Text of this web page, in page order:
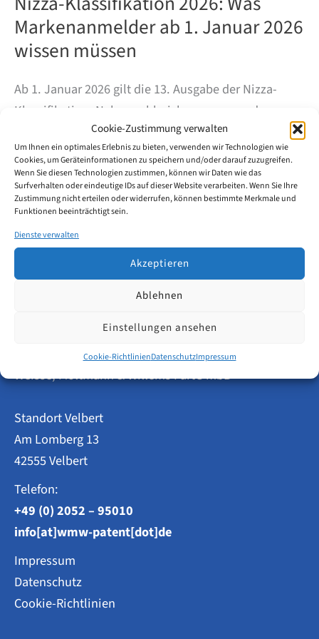
Cookie-Zustimmung verwalten
Um Ihnen ein optimales Erlebnis zu bieten, verwenden wir Technologien wie
Cookies, um Geräteinformationen zu speichern und/oder darauf zuzugreifen.
Wenn Sie diesen Technologien zustimmen, können wir Daten wie das
Surfverhalten oder eindeutige IDs auf dieser Website verarbeiten. Wenn Sie Ihre
Zustimmung nicht erteilen oder widerrufen, können bestimmte Merkmale und
Funktionen beeinträchtigt sein.
Dienste verwalten
Akzeptieren
Ablehnen
Einstellungen ansehen
Cookie-RichtlinienDatenschutzImpressum
Markenanmelder ab 1. Januar 2026
wissen müssen
Ab 1. Januar 2026 gilt die 13. Ausgabe der Nizza-
Klassifikation. Neben zahlreichen neuen und
angepassten Begriffen sind diesmal auch echte
Klassenwechsel zu beachten – mit unmittelbarer
Relevanz für die Erstellung des Waren- und
Dienstleistungsverzeichnisses.
Nizza-
Klassifikation
Was
Weiterlesen
Patentanwälte
Weisse, Moltmann & Willems PartG mbB
Standort Velbert
Am Lomberg 13
42555 Velbert
Telefon:
+49 (0) 2052 – 95010
info[at]wmw-patent[dot]de
Impressum
Datenschutz
Cookie-Richtlinien